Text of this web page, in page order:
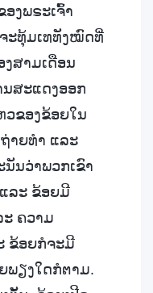
ງພຣະເຈົ້າ
ະທຸ້ມເທທັງໝົດທີ່
ສາມເດືອນ
ສະແດງອອກ
ວຂອງຂ້ອຍໃນ
າຍທຳ ແລະ
ນວ່າພວກເຂົາ
ລະ ຂ້ອຍມີ
ຄວາມ
ຂ້ອຍກໍຈະມີ
ພຽງໃດກໍຕາມ.